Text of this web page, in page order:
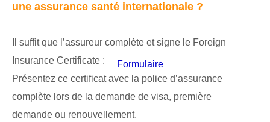
une assurance santé internationale ?
Il suffit que l’assureur complète et signe le Foreign
Insurance Certificate :
Formulaire
Présentez ce certificat avec la police d’assurance
complète lors de la demande de visa, première
demande ou renouvellement.